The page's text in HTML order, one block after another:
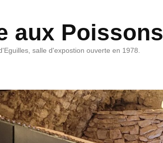
aux Poissons
salle d'expostion ouverte en 1978.